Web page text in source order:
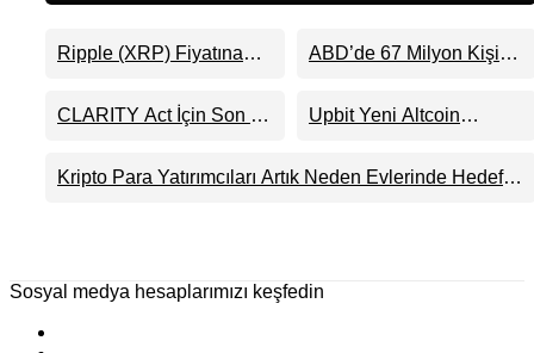
Ripple (XRP) Fiyatına
Evernorth’tan Dikkat
ABD’de 67 Milyon Kişi
Ripple’dan “Eski Algılar
Yıkıldı” Mesajı
CLARITY Act İçin Son 24
Kripto Para Piyasasının
Beklentisini Bozabilir
Upbit Yeni Altcoin
KRW, BTC ve USDT
Kripto Para Yatırımcıları Artık Neden Evlerinde Hedef
Sosyal medya hesaplarımızı keşfedin